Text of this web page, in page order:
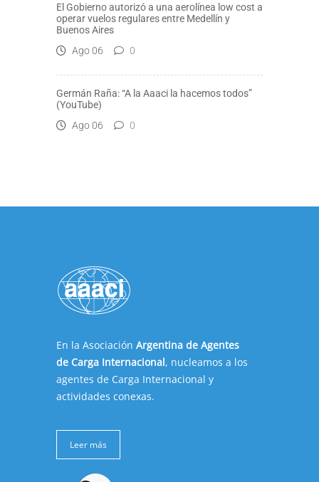
El Gobierno autorizó a una aerolínea low cost a
operar vuelos regulares entre Medellín y
Buenos Aires
Ago 06
0
Germán Raña: “A la Aaaci la hacemos todos”
(YouTube)
Ago 06
0
En la Asociación Argentina de Agentes
de Carga Internacional, nucleamos a los
agentes de Carga Internacional y
actividades conexas.
Leer más